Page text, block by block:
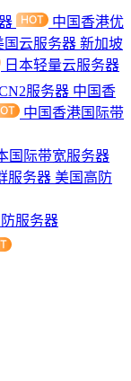
中国香港优
国云服务器 新加坡
日本轻量云服务器
服务器 中国香
中国香港国际带
国际带宽服务器
服务器 美国高防
服务器